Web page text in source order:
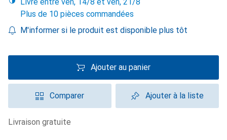
Plus de 10 pièces commandées
M'informer si le produit est disponible plus tôt
Ajouter au panier
Comparer Ajouter à la liste
livraison gratuite